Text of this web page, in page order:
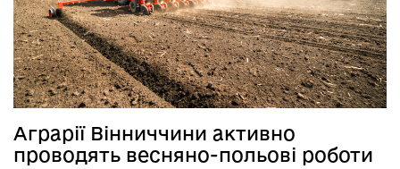
Аграрії Вінниччини активно
проводять весняно-польові роботи